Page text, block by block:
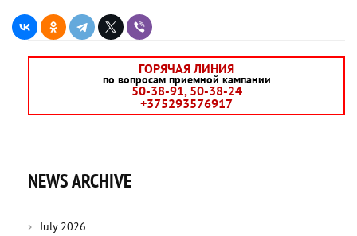
ГОРЯЧАЯ ЛИНИЯ
по вопросам приемной кампании
50-38-91, 50-38-24
+375293576917
NEWS ARCHIVE
July 2026